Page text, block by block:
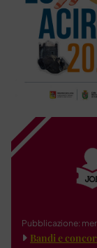
Pubblicazione:
Bandi e